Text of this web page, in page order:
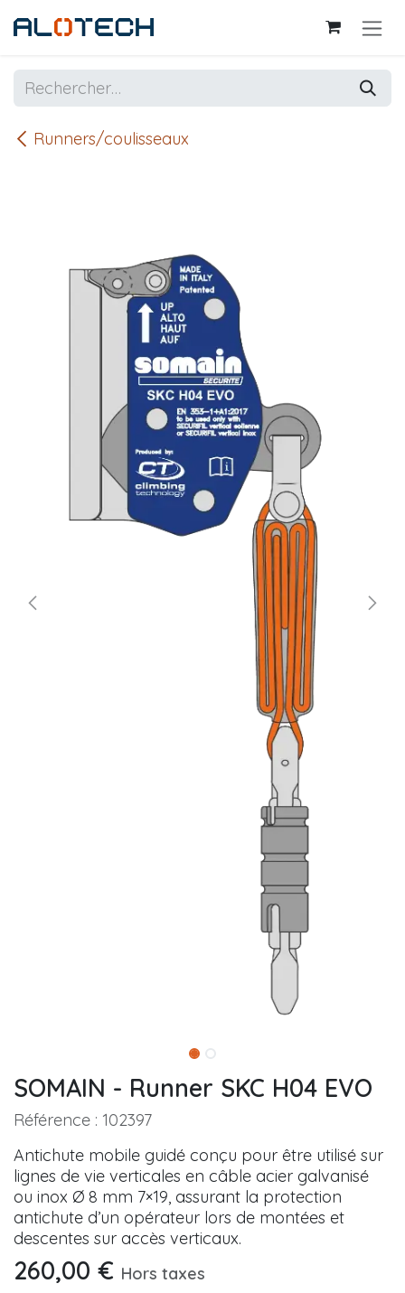
Runners/coulisseaux
SOMAIN - Runner SKC H04 EVO
Référence : 102397
Antichute mobile guidé conçu pour être utilisé sur
lignes de vie verticales en câble acier galvanisé
ou inox Ø 8 mm 7×19, assurant la protection
antichute d’un opérateur lors de montées et
descentes sur accès verticaux.
260,00 € Hors taxes